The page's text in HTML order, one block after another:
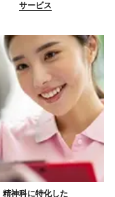
サービス
精神科に特化した